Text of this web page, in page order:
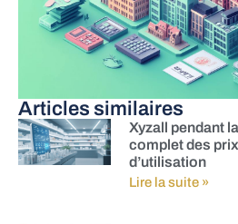
Articles similaires
Xyzall pendant
complet des
d’utilisation
Lire la suite »